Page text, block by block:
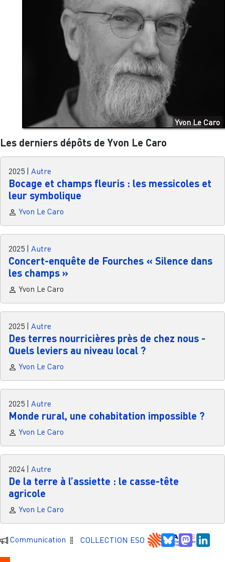
Yvon Le Caro
Les derniers dépôts de Yvon Le Caro
2025 Autre
Bocage et champs fleuris : les messicoles et
leur symbolique
Yvon Le Caro
2025 Autre
Concert-enquête de Fourches « Silence dans
les champs »
Yvon Le Caro
2025 Autre
Des terres nourricières près de chez nous -
Quels leviers au niveau local ?
Yvon Le Caro
2025 Autre
Monde rural, une cohabitation impossible ?
Yvon Le Caro
2024 Autre
De la terre à l’assiette : le casse-tête
agricole
Yvon Le Caro
Communication COLLECTION ESO Bluesky